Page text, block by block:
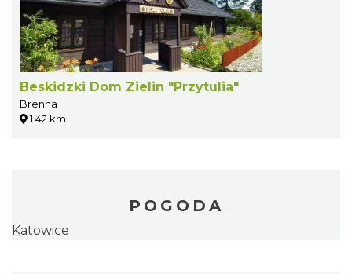
Beskidzki Dom Zielin "Przytulia"
Brenna
1.42 km
POGODA
Katowice